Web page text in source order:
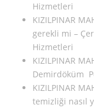
Hizmetleri
KIZILPINAR
gerekli mi –
Hizmetleri
KIZILPINAR
Demirdöküm
KIZILPINAR
temizliği nasıl